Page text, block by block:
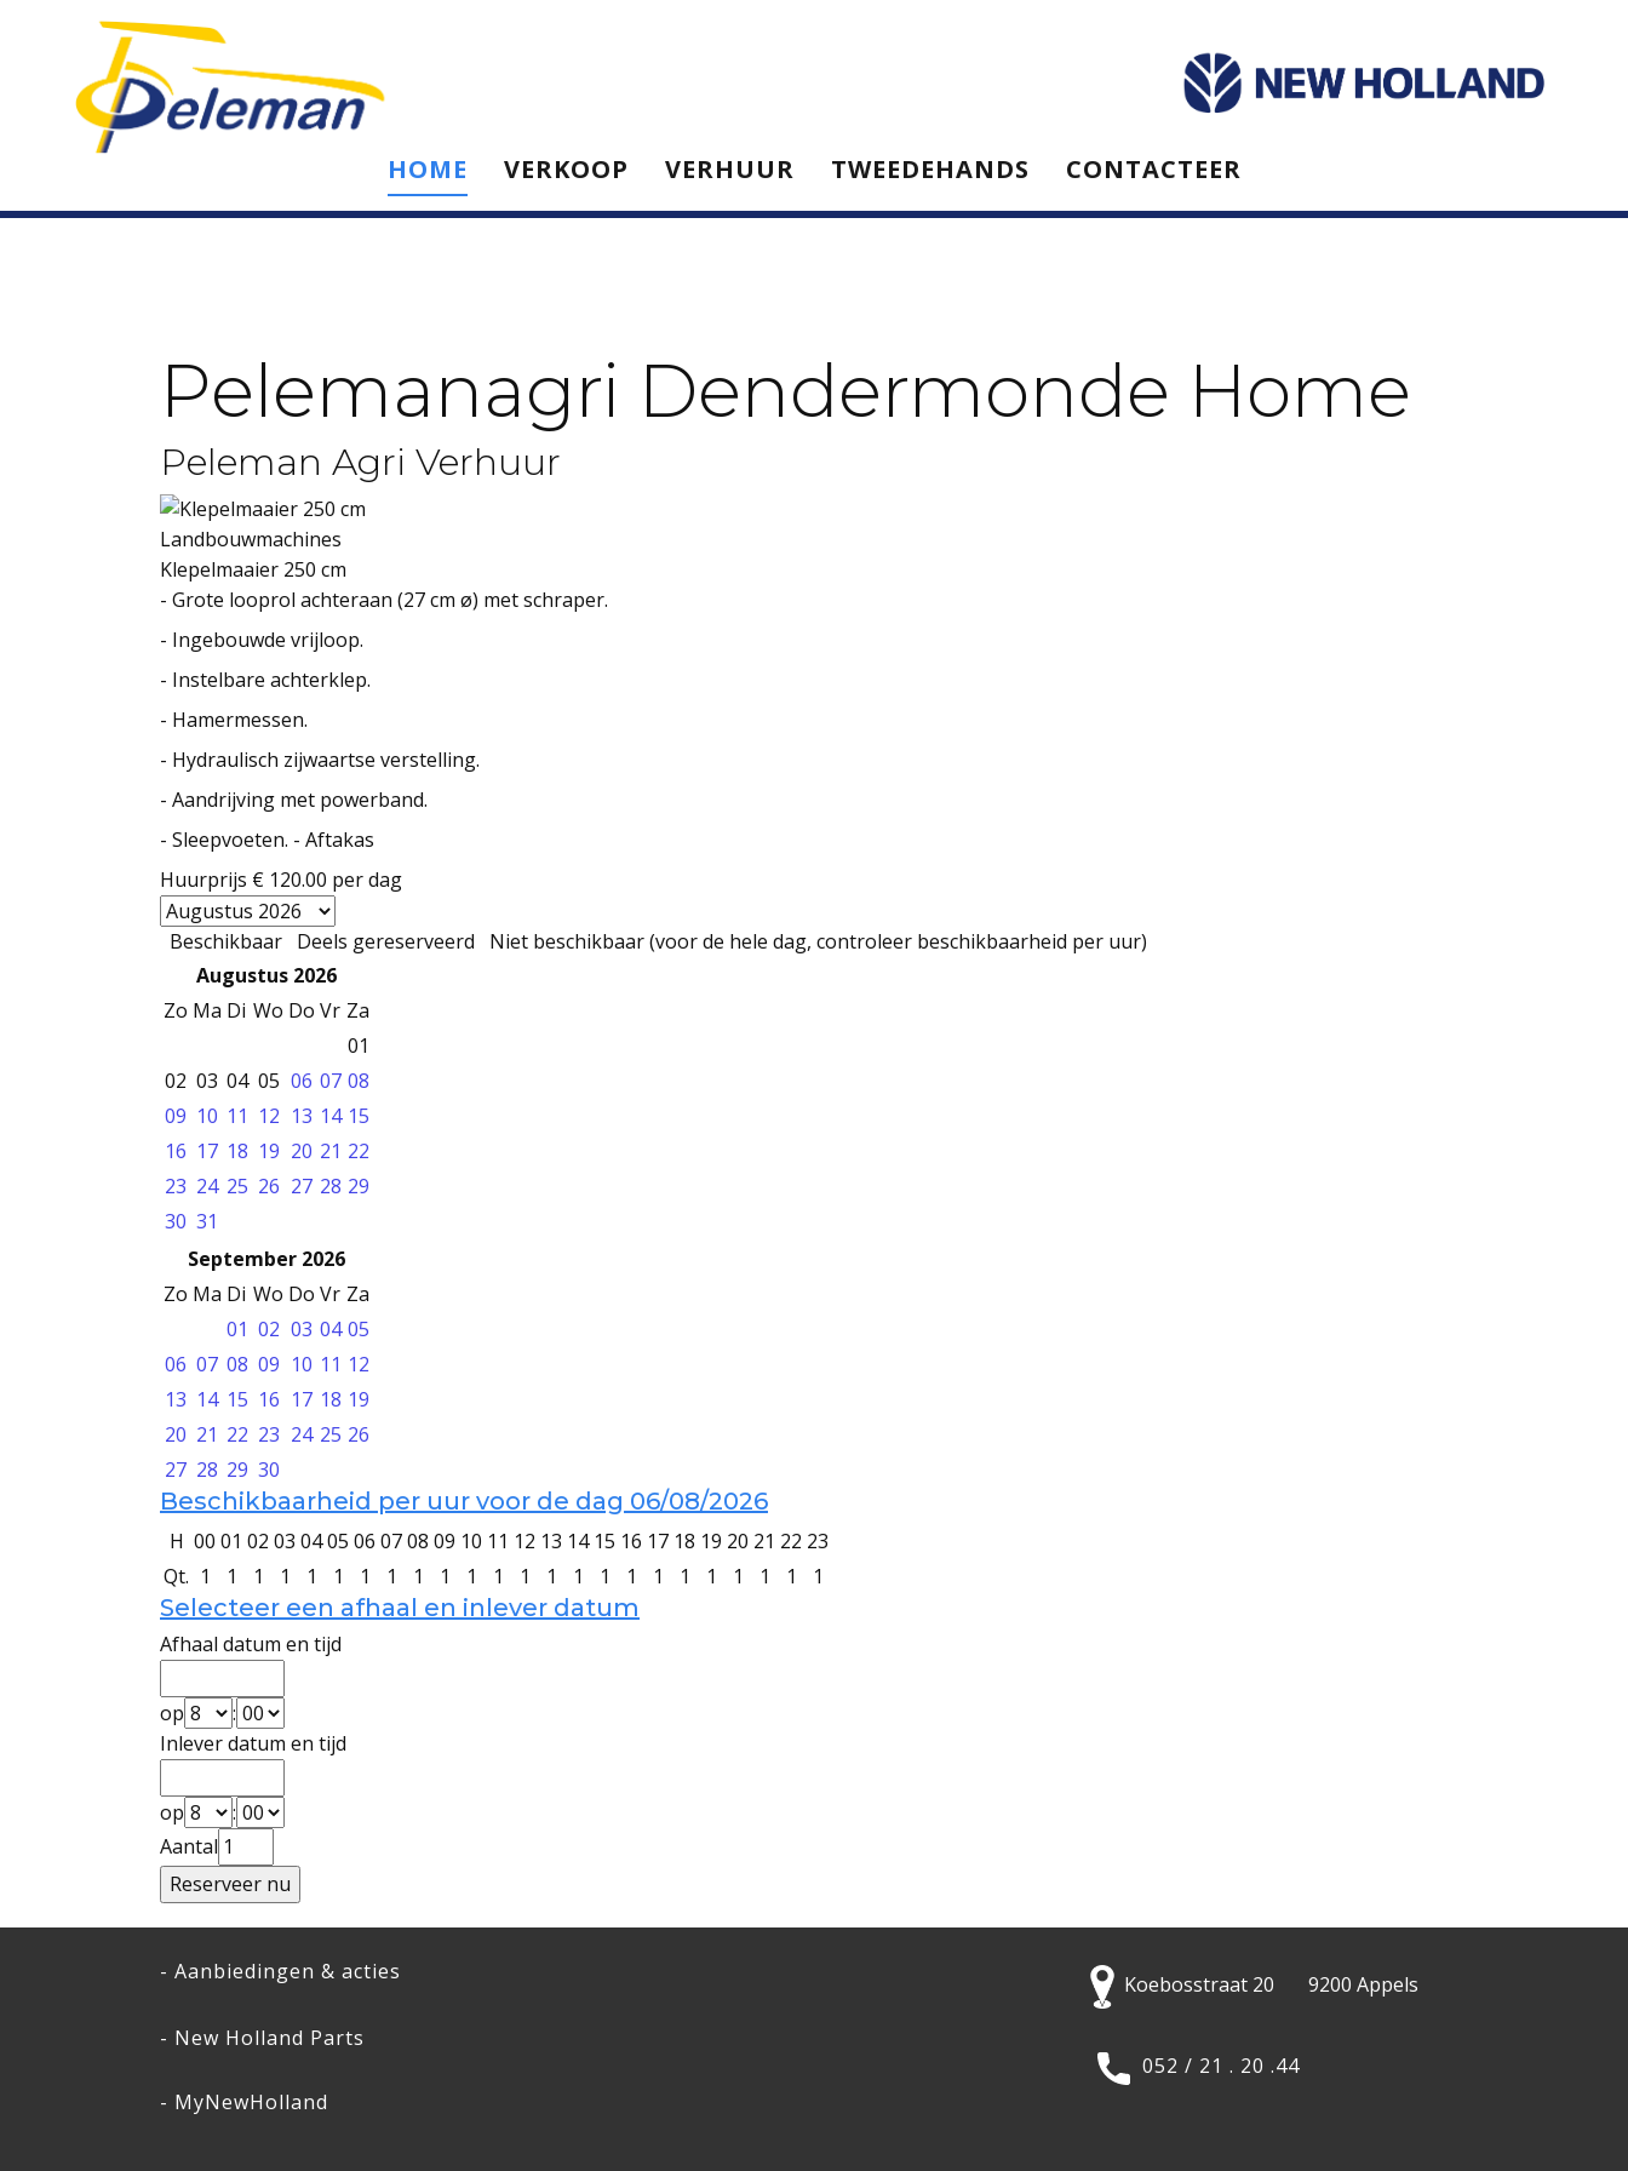
HOME VERKOOP VERHUUR TWEEDEHANDS CONTACTEER
Pelemanagri Dendermonde Home
Peleman Agri Verhuur
Landbouwmachines
Klepelmaaier 250 cm
- Grote looprol achteraan (27 cm ø) met schraper.
- Ingebouwde vrijloop.
- Instelbare achterklep.
- Hamermessen.
- Hydraulisch zijwaartse verstelling.
- Aandrijving met powerband.
- Sleepvoeten. - Aftakas
Huurprijs € 120.00 per dag
Beschikbaar Deels gereserveerd
Niet beschikbaar (voor de hele dag, controleer beschikbaarheid per uur)
Augustus 2026
Zo Ma Di Wo Do Vr Za
01
02 03 04 05 06 07 08
09 10 11 12 13 14 15
16 17 18 19 20 21 22
23 24 25 26 27 28 29
30 31
September 2026
Zo Ma Di Wo Do Vr Za
01 02 03 04 05
06 07 08 09 10 11 12
13 14 15 16 17 18 19
20 21 22 23 24 25 26
27 28 29 30
Beschikbaarheid per uur voor de dag 06/08/2026
H 00 01 02 03 0405 06 0708 09 10 11 12 13 14 15 16 17 18 19 20 21 22 23
Qt. 1 1 1 1 1 1 1 1 1 1 1 1 1 1 1 1 1 1 1 1 1 1 1 1
Selecteer een afhaal en inlever datum
Afhaal datum en tijd
op
:
Inlever datum en tijd
op
:
Aantal
- Aanbiedingen & acties
- New Holland Parts
- MyNewHolland
Koebosstraat 20 9200 Appels
052 / 21 . 20 .44